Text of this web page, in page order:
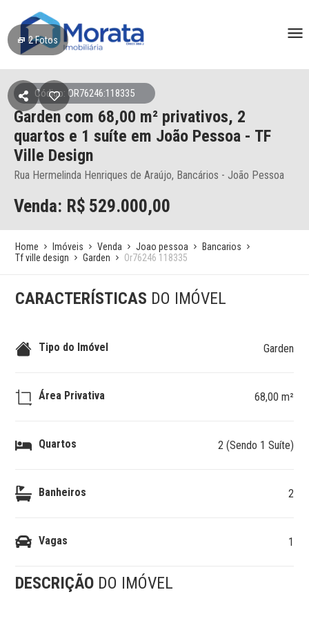
2Fotos
Código: OR76246:118335
Garden com 68,00 m² privativos, 2
quartos e 1 suíte em João Pessoa - TF
Ville Design
Rua Hermelinda Henriques de Araújo, Bancários - João Pessoa
Venda: R$ 529.000,00
Home Imóveis Venda Joao pessoa
Bancarios
Tf ville design
Garden Or76246 118335
CARACTERÍSTICAS DO IMÓVEL
Tipo do Imóvel Garden
Área Privativa 68,00 m²
Quartos 2 (Sendo 1 Suíte)
Banheiros 2
Vagas 1
DESCRIÇÃO DO IMÓVEL